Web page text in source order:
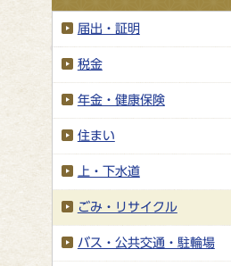
届出・証明
税金
年金・健康保険
住まい
上・下水道
ごみ・リサイクル
バス・公共交通・駐輪場